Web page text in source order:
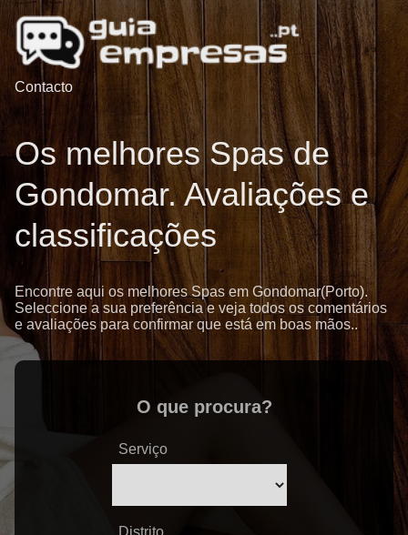
Contacto
Os melhores Spas de
Gondomar. Avaliações e
classificações
Encontre aqui os melhores Spas em Gondomar(Porto).
Seleccione a sua preferência e veja todos os comentários
e avaliações para confirmar que está em boas mãos..
O que procura?
Serviço
Distrito